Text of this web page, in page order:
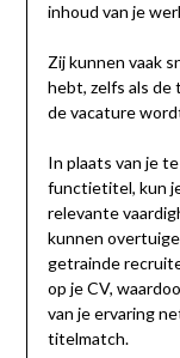
inhoud van je
Zij kunnen vaak
hebt, zelfs als
de vacature
In plaats van je
functietitel, kun
relevante
kunnen
getrainde
op je CV,
van je ervaring
titelmatch.